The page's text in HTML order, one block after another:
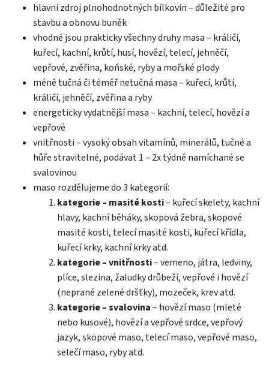
hlavní zdroj plnohodnotných bílkovin – důležité pro
stavbu a obnovu buněk
vhodné jsou prakticky všechny druhy masa – králičí,
kuřecí, kachní, krůtí, husí, hovězí, telecí, jehněčí,
vepřové, zvěřina, koňské, ryby a mořské plody
méně tučná či téměř netučná masa – kuřecí, krůtí,
králičí, jehněčí, zvěřina a ryby
energeticky vydatnější masa – kachní, telecí, hovězí a
vepřové
vnitřnosti – vysoký obsah vitamínů, minerálů, tučné a
hůře stravitelné, podávat 1 – 2x týdně namíchané se
svalovinou
maso rozdělujeme do 3 kategorií:
kategorie – masité kosti– kuřecí skelety, kachní
hlavy, kachní běháky, skopová žebra, skopové
masité kosti, telecí masité kosti, kuřecí křídla,
kuřecí krky, kachní krky atd.
kategorie – vnitřnosti– vemeno, játra, ledviny,
plíce, slezina, žaludky drůbeží, vepřové i hovězí
(neprané zelené dršťky), mozeček, krev atd.
kategorie – svalovina– hovězí maso (mleté
nebo kusové), hovězí a vepřové srdce, vepřový
jazyk, skopové maso, telecí maso, vepřové maso,
selečí maso, ryby atd.